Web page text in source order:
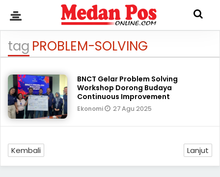
tag PROBLEM-SOLVING
BNCT Gelar Problem Solving
Workshop Dorong Budaya
Continuous Improvement
Ekonomi 27 Agu 2025
Kembali Lanjut